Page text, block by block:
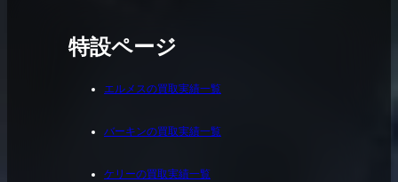
特設ページ
エルメスの買取実績一覧
バーキンの買取実績一覧
ケリーの買取実績一覧